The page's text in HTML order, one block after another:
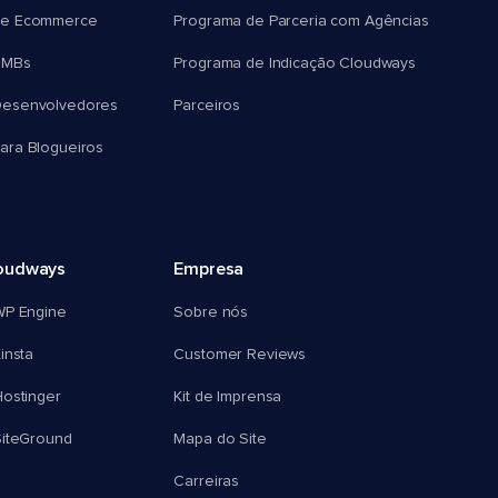
Ecommerce
Blogueiros
Programa de Parceria com Agências
Programa de Indicação Cloudways
Parceiros
Engine
Empresa
Sobre nós
Customer Reviews
Kit de Imprensa
Mapa do Site
Carreiras